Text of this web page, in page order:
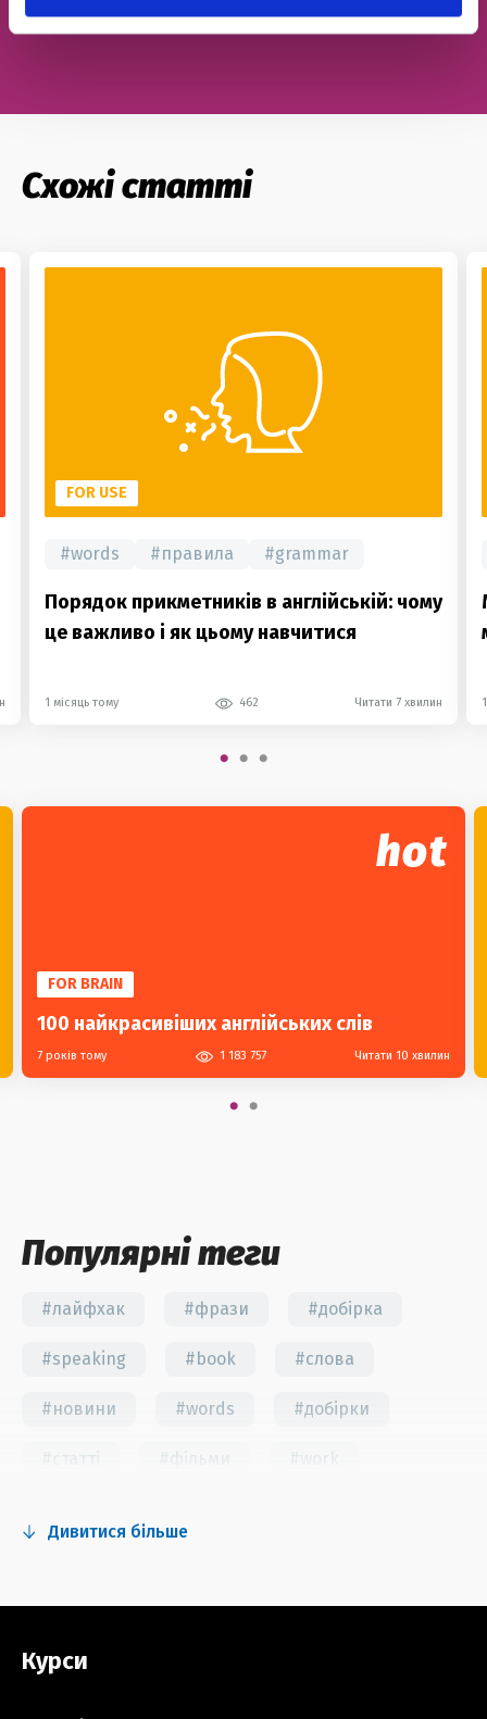
Схожі статті
FOR USE
#words #правила #grammar
Порядок прикметників в англійській: чому
це важливо і як цьому навчитися
1 місяць тому 462 Читати 7 хвилин
hot
FOR BRAIN
100 найкрасивіших англійських слів
7 років тому 1 183 757 Читати 10 хвилин
Популярні теги
#лайфхак #фрази #добірка
#speaking #book #слова
#новини #words #добірки
#grammar #writing #вправи
#пісні
Дивитися більше
Курси